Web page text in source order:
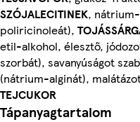
SZÓJALECITINEK,
poliricinoleát),
etil-alkohol, élesztő,
szorbát), savanyúságot
(nátrium-alginát),
TEJCUKOR
Tápanyagtartalom